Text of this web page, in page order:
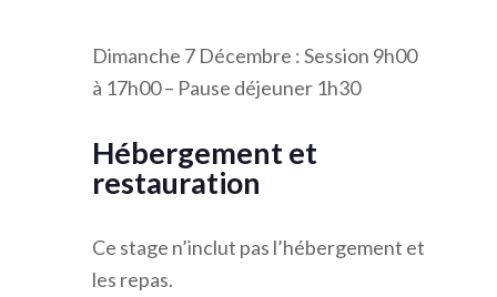
Dimanche 7 Décembre : Session 9h00
à 17h00 – Pause déjeuner 1h30
Hébergement et
restauration
Ce stage n’inclut pas l’hébergement et
les repas.